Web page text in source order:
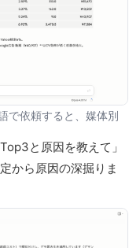
で依頼すると、媒体別
と原因を教えて」
から原因の深掘りま